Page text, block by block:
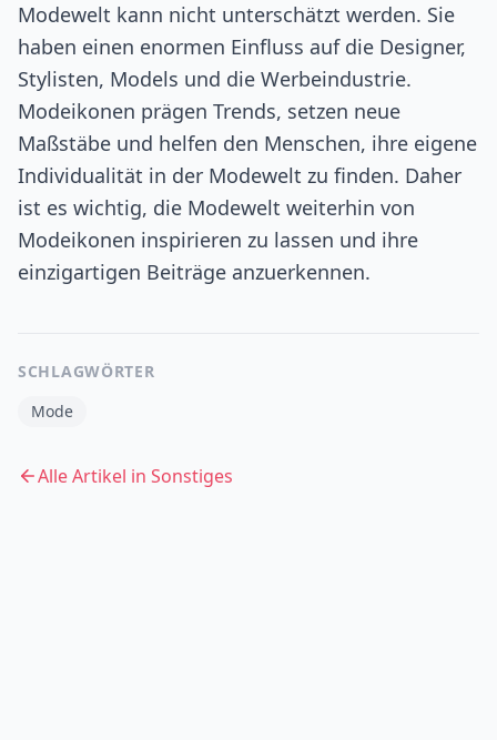
Modewelt kann nicht unterschätzt werden. Sie
haben einen enormen Einfluss auf die Designer,
Stylisten, Models und die Werbeindustrie.
Modeikonen prägen Trends, setzen neue
Maßstäbe und helfen den Menschen, ihre eigene
Individualität in der Modewelt zu finden. Daher
ist es wichtig, die Modewelt weiterhin von
Modeikonen inspirieren zu lassen und ihre
einzigartigen Beiträge anzuerkennen.
SCHLAGWÖRTER
Mode
Alle Artikel in Sonstiges